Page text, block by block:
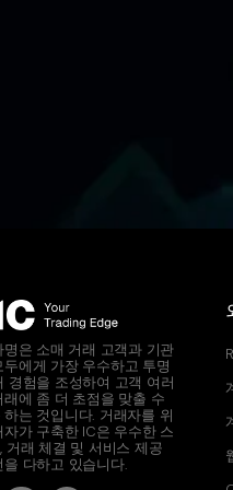
명은 소매 거래 고객과 기관
두에게 가장 우수하고 투명
경험을 조성하여 고객 여러
래에 좀 더 초점을 맞출 수
하는 것입니다. 거래자를 위
자가 구축한 IC은 우수한 스
거래 체결 및 서비스 제공
을 다하고 있습니다.